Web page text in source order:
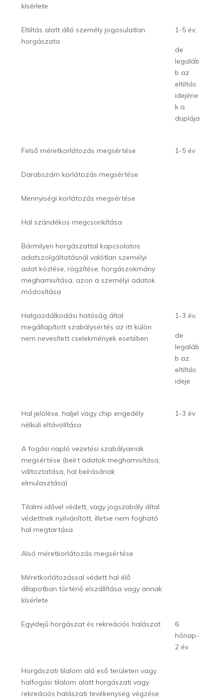
kísérlete
Eltiltás alatt álló személy jogosulatlan
horgászata
1-5 év,
de
legaláb
b az
eltiltás
idejéne
k a
duplája
Felső méretkorlátozás megsértése 1-5 év
Darabszám korlátozás megsértése
Mennyiségi korlátozás megsértése
Hal szándékos megcsonkítása
Bármilyen horgászattal kapcsolatos
adatszolgáltatásnál valótlan személyi
adat közlése, rögzítése, horgászokmány
meghamisítása, azon a személyi adatok
módosítása
Halgazdálkodási hatóság által
megállapított szabálysértés az itt külön
nem nevesített cselekmények esetében
1-3 év,
de
legaláb
b az
eltiltás
ideje
Hal jelölése, haljel vagy chip engedély
nélküli eltávolítása
1-3 év
A fogási napló vezetési szabályainak
megsértése (beírt adatok meghamisítása,
változtatása, hal beírásának
elmulasztása)
Tilalmi idővel védett, vagy jogszabály által
védettnek nyilvánított, illetve nem fogható
hal megtartása
Alsó méretkorlátozás megsértése
Méretkorlátozással védett hal élő
állapotban történő elszállítása vagy annak
kísérlete
Egyidejű horgászat és rekreációs halászat
6
hónap-
2 év
Horgászati tilalom alá eső területen vagy
halfogási tilalom alatt horgászati vagy
rekreációs halászati tevékenység végzése